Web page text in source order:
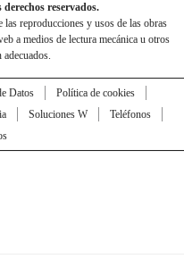
reservados.
reproducciones y usos de las obras
a medios de lectura mecánica u otros
Datos
Política de cookies
Soluciones W
Teléfonos